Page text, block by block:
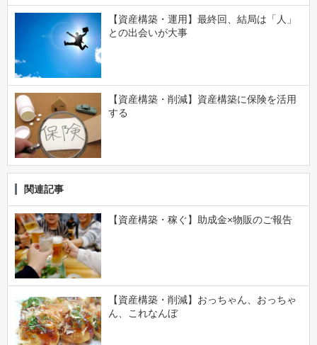
【資産構築・運用】最終回、結局は「人」
との出会いが大事
【資産構築・削減】資産構築に保険を活用
する
関連記事
【資産構築・稼ぐ】助成金×物販のご報告
【資産構築・削減】おっちゃん、おっちゃ
ん、これなんぼ